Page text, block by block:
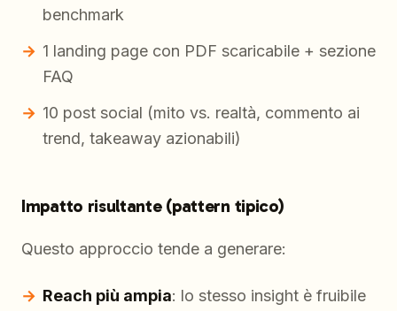
benchmark
1 landing page con PDF scaricabile + sezione
FAQ
10 post social (mito vs. realtà, commento ai
trend, takeaway azionabili)
Impatto risultante (pattern tipico)
Questo approccio tende a generare:
Reach più ampia: lo stesso insight è fruibile